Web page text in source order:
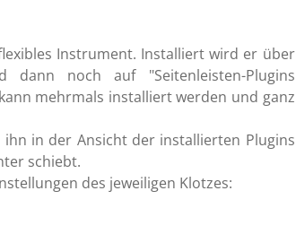
Instrument. Installiert wird er über
dann noch auf "Seitenleisten-Plugins
mehrmals installiert werden und ganz
in der Ansicht der installierten Plugins
schiebt.
des jeweiligen Klotzes: